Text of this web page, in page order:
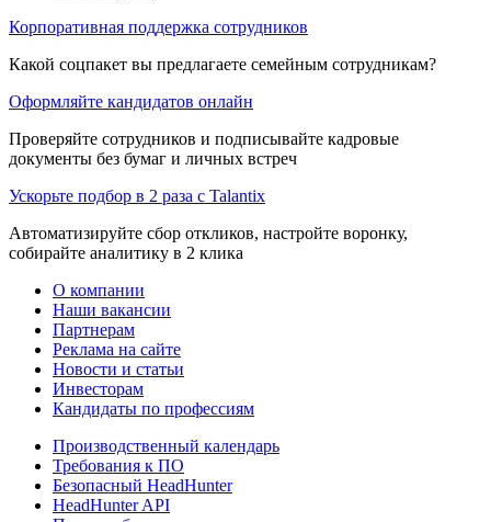
Корпоративная поддержка сотрудников
Какой соцпакет вы предлагаете семейным сотрудникам?
Оформляйте кандидатов онлайн
Проверяйте сотрудников и подписывайте кадровые
документы без бумаг и личных встреч
Ускорьте подбор в 2 раза с Talantix
Автоматизируйте сбор откликов, настройте воронку,
собирайте аналитику в 2 клика
О компании
Наши вакансии
Партнерам
Реклама на сайте
Новости и статьи
Инвесторам
Кандидаты по профессиям
Производственный календарь
Требования к ПО
Безопасный HeadHunter
HeadHunter API